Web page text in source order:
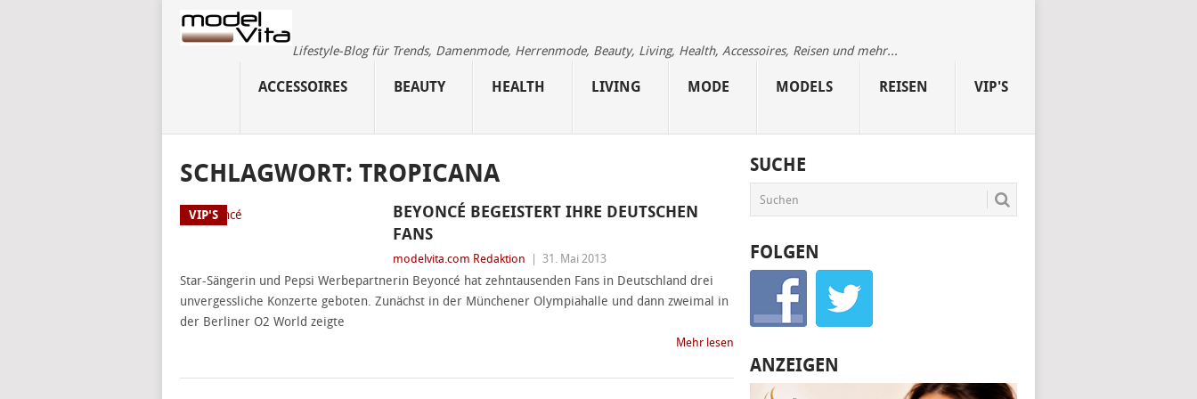
Lifestyle-Blog für Trends, Damenmode, Herrenmode, Beauty, Living, Health, Accessoires, Reisen und mehr...
ACCESSOIRES BEAUTY HEALTH LIVING MODE MODELS REISEN VIP'S
SCHLAGWORT: TROPICANA
VIP'S
BEYONCÉ BEGEISTERT IHRE DEUTSCHEN
FANS
modelvita.com Redaktion 31. Mai 2013
Star-Sängerin und Pepsi Werbepartnerin Beyoncé hat zehntausenden Fans in Deutschland drei
unvergessliche Konzerte geboten. Zunächst in der Münchener Olympiahalle und dann zweimal in
der Berliner O2 World zeigte
Mehr lesen
SUCHE
FOLGEN
ANZEIGEN